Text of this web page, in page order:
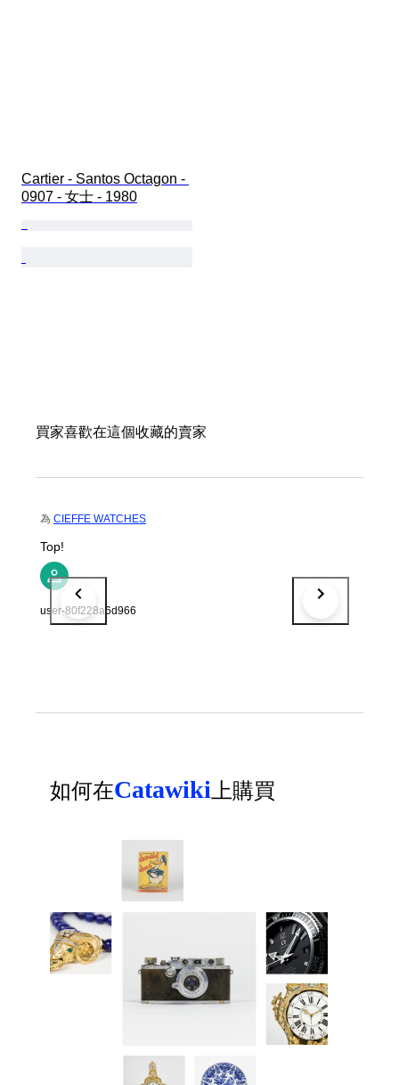
Cartier - Santos Octagon -
0907 - 女士 - 1980
買家喜歡在這個收藏的賣家
為 CIEFFE WATCHES
Top!
user-80f228a6d966
如何在Catawiki 上購買